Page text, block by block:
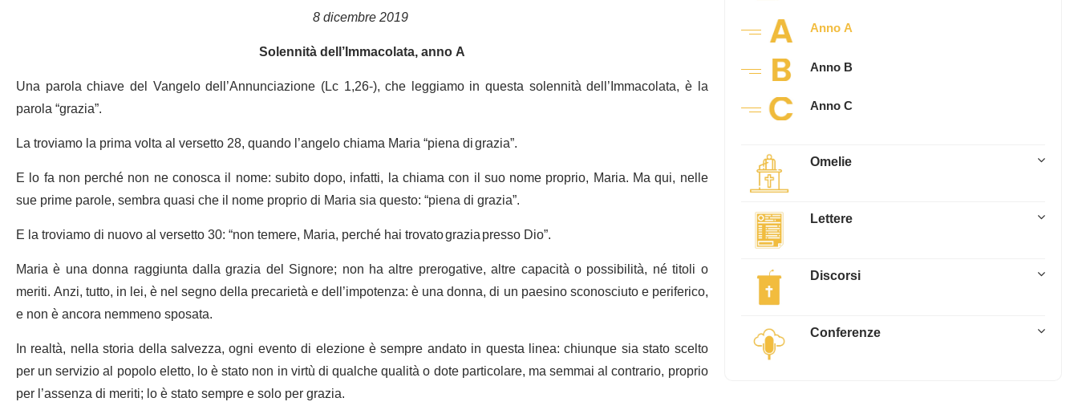
8 dicembre 2019
Solennità dell’Immacolata, anno A
Una parola chiave del Vangelo dell’Annunciazione (Lc 1,26-), che leggiamo in questa solennità dell’Immacolata, è la
parola “grazia”.
La troviamo la prima volta al versetto 28, quando l’angelo chiama Maria “piena di grazia”.
E lo fa non perché non ne conosca il nome: subito dopo, infatti, la chiama con il suo nome proprio, Maria. Ma qui, nelle
sue prime parole, sembra quasi che il nome proprio di Maria sia questo: “piena di grazia”.
E la troviamo di nuovo al versetto 30: “non temere, Maria, perché hai trovato grazia presso Dio”.
Maria è una donna raggiunta dalla grazia del Signore; non ha altre prerogative, altre capacità o possibilità, né titoli o
meriti. Anzi, tutto, in lei, è nel segno della precarietà e dell’impotenza: è una donna, di un paesino sconosciuto e periferico,
e non è ancora nemmeno sposata.
In realtà, nella storia della salvezza, ogni evento di elezione è sempre andato in questa linea: chiunque sia stato scelto
per un servizio al popolo eletto, lo è stato non in virtù di qualche qualità o dote particolare, ma semmai al contrario, proprio
per l’assenza di meriti; lo è stato sempre e solo per grazia.
Anno A
Anno B
Anno C
Omelie
Lettere
Discorsi
Conferenze